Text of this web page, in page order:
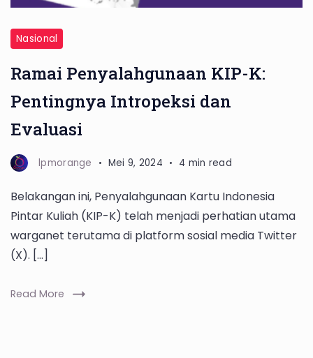
Nasional
Ramai Penyalahgunaan KIP-K:
Pentingnya Intropeksi dan
Evaluasi
lpmorange Mei 9, 2024 4 min read
Belakangan ini, Penyalahgunaan Kartu Indonesia
Pintar Kuliah (KIP-K) telah menjadi perhatian utama
warganet terutama di platform sosial media Twitter
(X). […]
Read More